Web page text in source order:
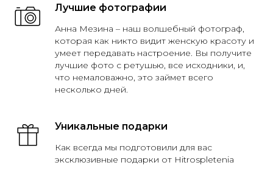
Лучшие фотографии
Анна Мезина – наш волшебный фотограф,
которая как никто видит женскую красоту и
умеет передавать настроение. Вы получите
лучшие фото с ретушью, все исходники, и,
что немаловажно, это займет всего
несколько дней.
Уникальные подарки
Как всегда мы подготовили для вас
эксклюзивные подарки от Hitrospletenia